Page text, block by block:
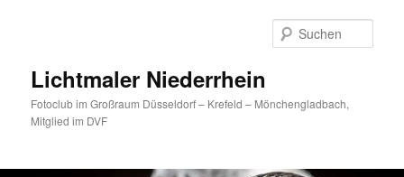
Lichtmaler Niederrhein
Fotoclub im Großraum Düsseldorf – Krefeld – Mönchengladbach,
Mitglied im DVF